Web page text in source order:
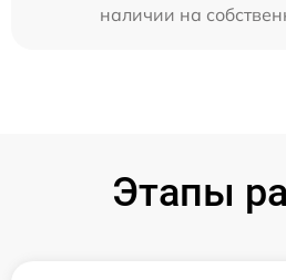
наличии на
Этапы